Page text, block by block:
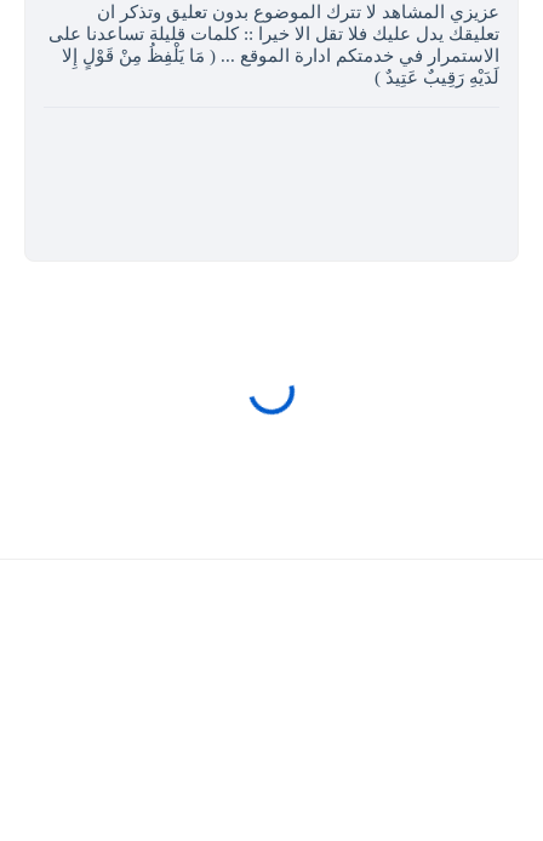
عزيزي المشاهد لا تترك الموضوع بدون تعليق وتذكر ان
تعليقك يدل عليك فلا تقل الا خيرا :: كلمات قليلة تساعدنا على
الاستمرار في خدمتكم ادارة الموقع ... ( مَا يَلْفِظُ مِنْ قَوْلٍ إِلا
لَدَيْهِ رَقِيبٌ عَتِيدٌ )